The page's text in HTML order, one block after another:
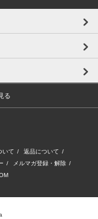
る
いて / 返品について /
/ メルマガ登録・解除 /